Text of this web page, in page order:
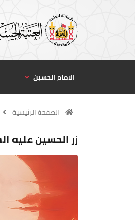
الامام الحسين
الصفحة الرئيسية
زر الحسين عليه